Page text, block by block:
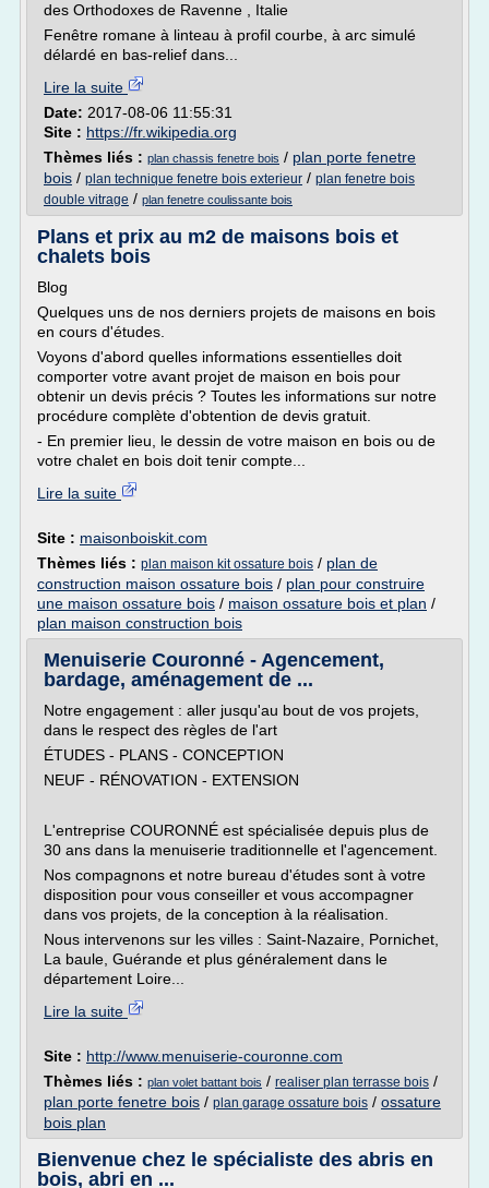
des Orthodoxes de Ravenne , Italie
Fenêtre romane à linteau à profil courbe, à arc simulé
délardé en bas-relief dans...
Lire la suite
Date: 2017-08-06 11:55:31
Site : https://fr.wikipedia.org
Thèmes liés : plan chassis fenetre bois / plan porte fenetre
bois / plan technique fenetre bois exterieur / plan fenetre bois
double vitrage / plan fenetre coulissante bois
Plans et prix au m2 de maisons bois et
chalets bois
Blog
Quelques uns de nos derniers projets de maisons en bois
en cours d'études.
Voyons d'abord quelles informations essentielles doit
comporter votre avant projet de maison en bois pour
obtenir un devis précis ? Toutes les informations sur notre
procédure complète d'obtention de devis gratuit.
- En premier lieu, le dessin de votre maison en bois ou de
votre chalet en bois doit tenir compte...
Lire la suite
Site : maisonboiskit.com
Thèmes liés : plan maison kit ossature bois / plan de
construction maison ossature bois / plan pour construire
une maison ossature bois / maison ossature bois et plan /
plan maison construction bois
Menuiserie Couronné - Agencement,
bardage, aménagement de ...
Notre engagement : aller jusqu'au bout de vos projets,
dans le respect des règles de l'art
ÉTUDES - PLANS - CONCEPTION
NEUF - RÉNOVATION - EXTENSION
L'entreprise COURONNÉ est spécialisée depuis plus de
30 ans dans la menuiserie traditionnelle et l'agencement.
Nos compagnons et notre bureau d'études sont à votre
disposition pour vous conseiller et vous accompagner
dans vos projets, de la conception à la réalisation.
Nous intervenons sur les villes : Saint-Nazaire, Pornichet,
La baule, Guérande et plus généralement dans le
département Loire...
Lire la suite
Site : http://www.menuiserie-couronne.com
Thèmes liés : plan volet battant bois / realiser plan terrasse bois /
plan porte fenetre bois / plan garage ossature bois / ossature
bois plan
Bienvenue chez le spécialiste des abris en
bois, abri en ...